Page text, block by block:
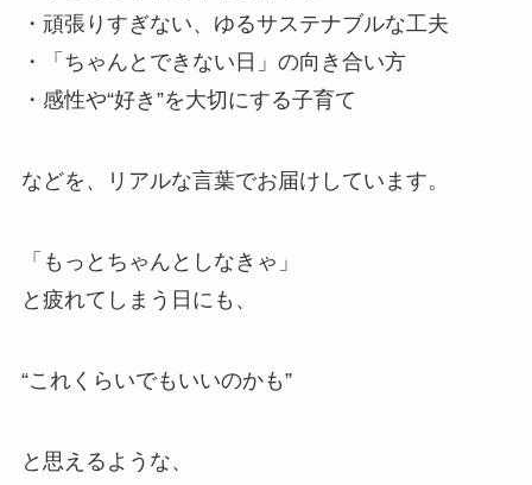
・頑張りすぎない、ゆるサステナブルな工夫
・「ちゃんとできない日」の向き合い方
・感性や“好き”を大切にする子育て
などを、リアルな言葉でお届けしています。
「もっとちゃんとしなきゃ」
と疲れてしまう日にも、
“これくらいでもいいのかも”
と思えるような、